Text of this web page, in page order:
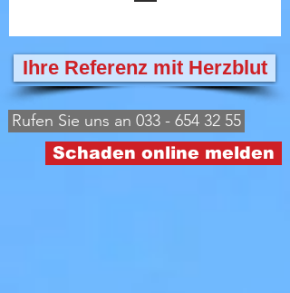
Ihre Referenz mit Herzblut
Rufen Sie uns an 033 - 654 32 55
Schaden online melden